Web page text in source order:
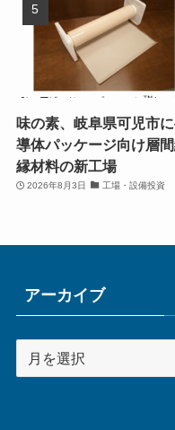
味の素、岐阜県可児市
導体パッケージ向け層
縁材料の新工場
2026年8月3日 工場・設備投資
アーカイブ
ー